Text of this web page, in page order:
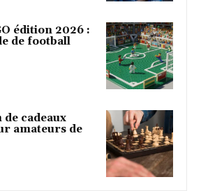
édition 2026 :
de football
cadeaux
amateurs de